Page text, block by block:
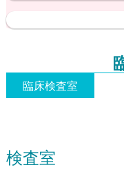
臨床検査室
検査室